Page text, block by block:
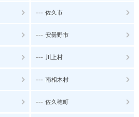
--- 佐久市
--- 安曇野市
--- 川上村
--- 南相木村
--- 佐久穂町